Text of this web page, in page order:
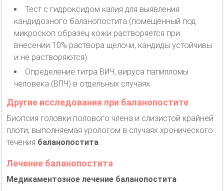
Тест с гидроксидом калия для выявления
кандидозного баланопостита (помещённый под
микроскоп образец кожи растворяется при
внесении 10% раствора щелочи, кандиды устойчивы
и не растворяются).
Определение титра ВИЧ, вируса папилломы
человека (ВПЧ) в отдельных случаях.
Другие исследования при баланопостите
Биопсия головки полового члена и слизистой крайней
плоти, выполняемая урологом в случаях хронического
течения баланопостита.
Лечение баланопостита
Медикаментозное лечение баланопостита